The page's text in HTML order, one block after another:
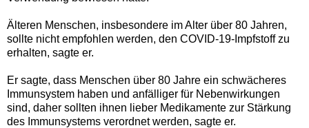
Älteren Menschen, insbesondere im Alter über 80 Jahren,
sollte nicht empfohlen werden, den COVID-19-Impfstoff zu
erhalten, sagte er.
Er sagte, dass Menschen über 80 Jahre ein schwächeres
Immunsystem haben und anfälliger für Nebenwirkungen
sind, daher sollten ihnen lieber Medikamente zur Stärkung
des Immunsystems verordnet werden, sagte er.